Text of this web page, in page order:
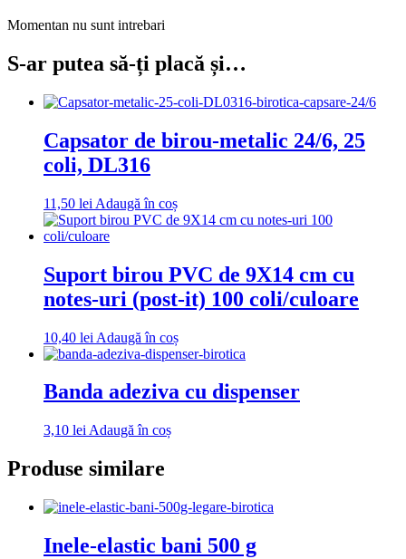
Momentan nu sunt intrebari
S-ar putea să-ți placă și…
Capsator de birou-metalic 24/6, 25
coli, DL316
11,50 lei Adaugă în coș
Suport birou PVC de 9X14 cm cu
notes-uri (post-it) 100 coli/culoare
10,40 lei Adaugă în coș
Banda adeziva cu dispenser
3,10 lei Adaugă în coș
Produse similare
Inele-elastic bani 500 g